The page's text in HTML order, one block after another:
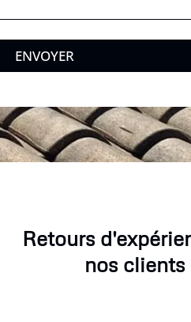
ENVOYER
Retours
nos clients